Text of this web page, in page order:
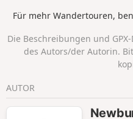
Für mehr Wandertouren,
Die Beschreibungen und
des Autors/der Autorin.
AUTOR